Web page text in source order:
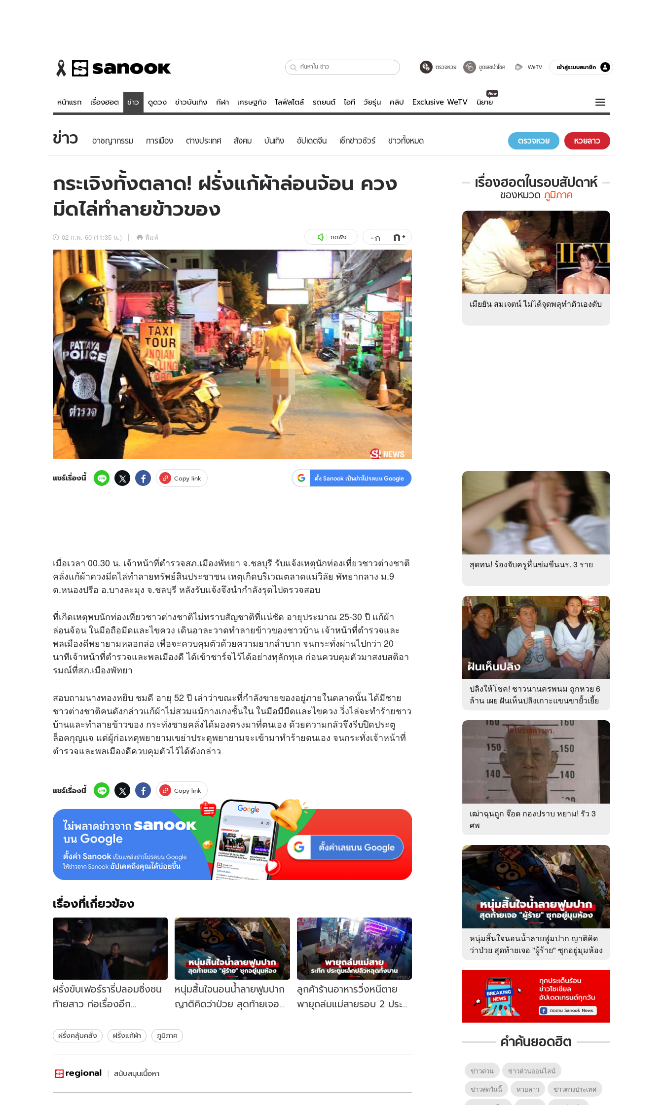
ตรวจหวย ขูดเลขนำโชค WeTV เข้าสู่ระบบสมาชิก
หน้าแรก เรื่องฮอต ข่าว ดูดวง ข่าวบันเทิง กีฬา เศรษฐกิจ ไลฟ์สไตล์ รถยนต์ ไอที วัยรุ่น คลิป Exclusive WeTV นิยาย
ข่าว
ข่าวบันเทิง
ข่าวกีฬา
ข่าวเศรษฐกิจ
อัปเดตจีน
เช็กข่าวชัวร์
ดูดวง - ตรวจหวย
สถิติหวยไทย
หวยลาว
ไลฟ์สไตล์
วัยรุ่น
สุขภาพ
เที่ยว-กิน
Tasteful Thailand
Sanook Choice
บันเทิงครบรส
ดูทีวี
WeTV
Exclusive WeTV
นิยาย
ความรู้รอบตัว
ฮาวทู
ดาวน์โหลดสนุกแอปฟรี ติดตามสนุกโซเชียลได้ที่
สงวนลิขสิทธิ์ © 2569บริษัท อิมเมจ ฟิวเจอร์ (ประเทศไทย) จำกัด
ข่าว อาชญากรรม การเมือง ต่างประเทศ สังคม บันเทิง อัปเดตจีน เช็กข่าวชัวร์ ข่าวทั้งหมด ตรวจหวย หวยลาว
กระเจิงทั้งตลาด! ฝรั่งแก้ผ้าล่อนจ้อน ควง
มีดไล่ทำลายข้าวของ
02 ก.พ. 60 (11:35 น.) พิมพ์ กดฟัง -ก ก+
แชร์เรื่องนี้ Copy link ตั้ง Sanook เป็นข่าวโปรดบน Google
เมื่อเวลา 00.30 น. เจ้าหน้าที่ตำรวจสภ.เมืองพัทยา จ.ชลบุรี รับแจ้งเหตุนักท่องเที่ยวชาวต่างชาติ
คลั่งแก้ผ้าควงมีดไล่ทำลายทรัพย์สินประชาชน เหตุเกิดบริเวณตลาดแม่วิลัย พัทยากลาง ม.9
ต.หนองปรือ อ.บางละมุง จ.ชลบุรี หลังรับแจ้งจึงนำกำลังรุดไปตรวจสอบ
ที่เกิดเหตุพบนักท่องเที่ยวชาวต่างชาติไม่ทราบสัญชาติที่แน่ชัด อายุประมาณ 25-30 ปี แก้ผ้า
ล่อนจ้อน ในมือถือมีดและไขควง เดินอาละวาดทำลายข้าวของชาวบ้าน เจ้าหน้าที่ตำรวจและ
พลเมืองดีพยายามหลอกล่อ เพื่อจะควบคุมตัวด้วยความยากลำบาก จนกระทั่งผ่านไปกว่า 20
นาทีเจ้าหน้าที่ตำรวจและพลเมืองดี ได้เข้าชาร์จไว้ได้อย่างทุลักทุเล ก่อนควบคุมตัวมาสงบสติอา
รมณ์ที่สภ.เมืองพัทยา
สอบถามนางทองหยิบ ชมดี อายุ 52 ปี เล่าว่าขณะที่กำลังขายของอยู่ภายในตลาดนั้น ได้มีชาย
ชาวต่างชาติคนดังกล่าวแก้ผ้าไม่สวมแม้กางเกงชั้นใน ในมือมีมืดและไขควง วิ่งไล่จะทำร้ายชาว
บ้านและทำลายข้าวของ กระทั่งชายคลั่งได้มองตรงมาที่ตนเอง ด้วยความกลัวจึงรีบปิดประตู
ล็อคกุญแจ แต่ผู้ก่อเหตุพยายามเขย่าประตูพยายามจะเข้ามาทำร้ายตนเอง จนกระทั่งเจ้าหน้าที่
ตำรวจและพลเมืองดีควบคุมตัวไว้ได้ดังกล่าว
แชร์เรื่องนี้ Copy link
เรื่องที่เกี่ยวข้อง
ฝรั่งขับเฟอร์รารี่ปลอมซิ่งชน
ท้ายสาว ก่อเรื่องอีก
ชั่วโมง
หนุ่มสิ้นใจนอนน้ำลายฟูมปาก
ญาติคิดว่าป่วย สุดท้ายเจอ
ลูกค้าร้านอาหารวิ่งหนีตาย
พายุถล่มแม่สายรอบ 2 ประตู
ฝรั่งคลุ้มคลั่ง ฝรั่งแก้ผ้า ภูมิภาค
สนับสนุนเนื้อหา
เรื่องฮอตในรอบสัปดาห์
เรื่อง
ใน
รอบ
สัปดาห์
ของ
หมวด
ภูมิภาค
ของหมวด ภูมิภาค
เมียยัน สมเจตน์ ไม่ได้จุดพลุทำตัวเองดับ
สุดทน! ร้องจับครูหื่นข่มขืนนร. 3 ราย
ปลิงให้โชค! ชาวนานครพนม ถูกหวย 6
ล้าน เผย ฝันเห็นปลิงเกาะแขนขายั้วเยี้ย
เฒ่าฉุนถูก จ๊อด กองปราบ หยาม! รัว 3
ศพ
หนุ่มสิ้นใจนอนน้ำลายฟูมปาก ญาติคิด
ว่าป่วย สุดท้ายเจอ "ผู้ร้าย" ซุกอยู่มุมห้อง
คำค้นยอดฮิต
ข่าวด่วน
ข่าวด่วนออนไลน์
ข่าวสดวันนี้
หวยลาว
ข่าวต่างประเทศ